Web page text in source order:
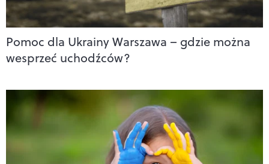
Pomoc dla Ukrainy Warszawa – gdzie można
wesprzeć uchodźców?